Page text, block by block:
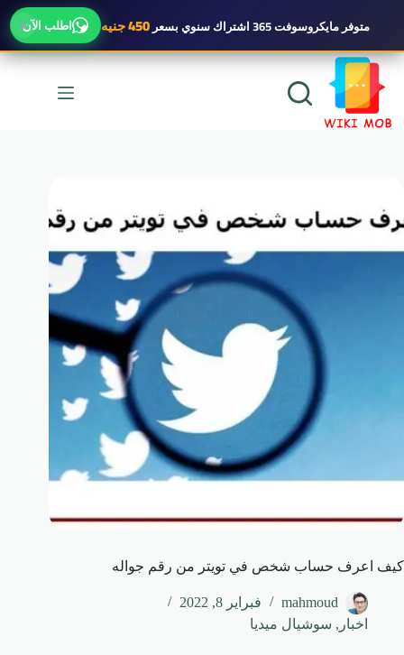
× متوفرمايكروسوفت 365 اشتراك سنوي بسعر450 جنيه اطلب الآن
التجاوز
المحتوى
كيف اعرف حساب شخص في تويتر من رقم جواله
mahmoud
فبراير 8, 2022
اخبار , سوشيال ميديا